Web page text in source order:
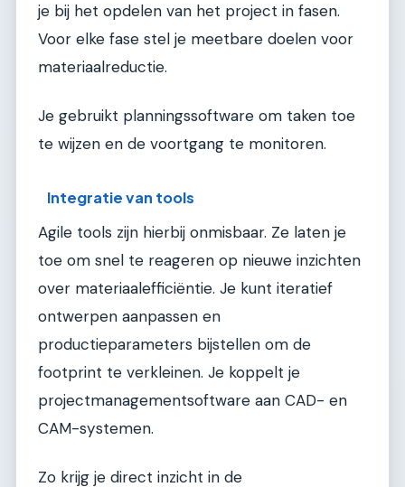
je bij het opdelen van het project in fasen.
Voor elke fase stel je meetbare doelen voor
materiaalreductie.
Je gebruikt planningssoftware om taken toe
te wijzen en de voortgang te monitoren.
Integratie van tools
Agile tools zijn hierbij onmisbaar. Ze laten je
toe om snel te reageren op nieuwe inzichten
over materiaalefficiëntie. Je kunt iteratief
ontwerpen aanpassen en
productieparameters bijstellen om de
footprint te verkleinen. Je koppelt je
projectmanagementsoftware aan CAD- en
CAM-systemen.
Zo krijg je direct inzicht in de